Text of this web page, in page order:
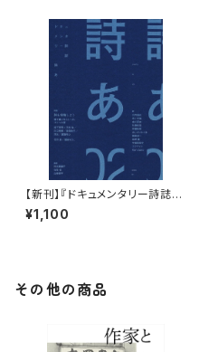
【新刊】『ドキュメンタリー詩誌
詩あ 02: 詩を投稿しよう 書き続
けることへの、ひとつの扉』
¥1,100
その他の商品